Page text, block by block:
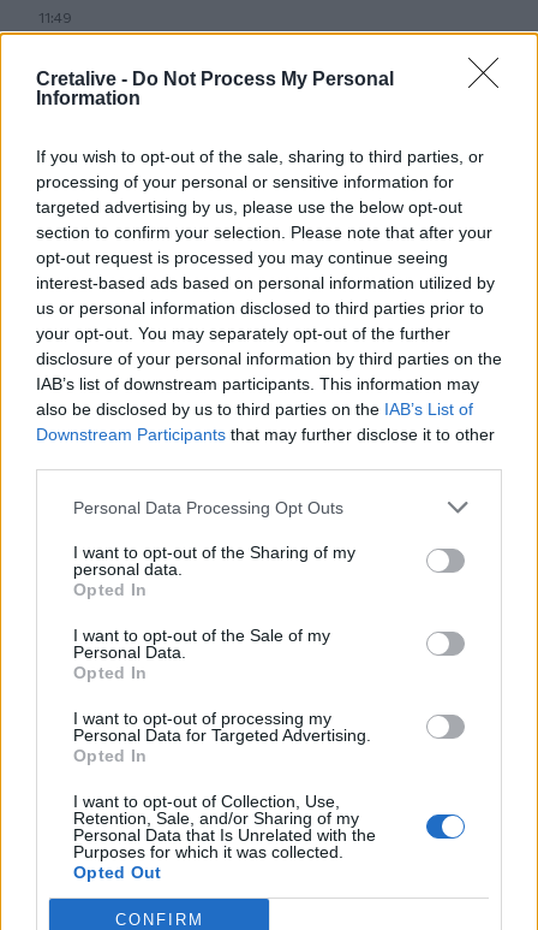
Cretalive - Do Not Process My Personal
Information
If you wish to opt-out of the sale, sharing to third parties, or
processing of your personal or sensitive information for
targeted advertising by us, please use the below opt-out
section to confirm your selection. Please note that after your
opt-out request is processed you may continue seeing
interest-based ads based on personal information utilized by
us or personal information disclosed to third parties prior to
your opt-out. You may separately opt-out of the further
disclosure of your personal information by third parties on the
IAB’s list of downstream participants. This information may
also be disclosed by us to third parties on the IAB’s List of
Downstream Participants that may further disclose it to other
Personal Data Processing Opt Outs
I want to opt-out of the Sharing of my
personal data.
Opted In
I want to opt-out of the Sale of my
Personal Data.
Opted In
I want to opt-out of processing my
Personal Data for Targeted Advertising.
Opted In
I want to opt-out of Collection, Use,
Retention, Sale, and/or Sharing of my
Personal Data that Is Unrelated with the
Purposes for which it was collected.
Opted Out
CONFIRM
11:49
Σητεία: Ο Λευτέρης Σουλτάτος και η Βάσω Λασκαράκη
Σάρχο
11:42
Forbes: Οι καλύτεροι προορισμοί για συνταξιοδότηση
στο εξωτερικό το 2026 - Τι γράφει για την Ελλάδα
Χανιά: Η παράδοση ζωντανεύει στους δρόμους των
11:30
Μήλος: 33χρονος τουρίστας... εγκλωβίστηκε σε βράχο 20
μέτρων και τον διέσωσε το Λιμενικό τα ξημερώματα
«Η δίκη του Μάνου Χατζιδάκι» στα Χανιά
Χανιά: Μάχη με τα κύματα για τη διάσωση γυναίκας στον
Καβρό - Συγκλονιστικό βίντεο
ΠΕΡΙΣΣΟΤΕΡΑ
ΣΧΕΤΙΚA AΡΘΡΑ